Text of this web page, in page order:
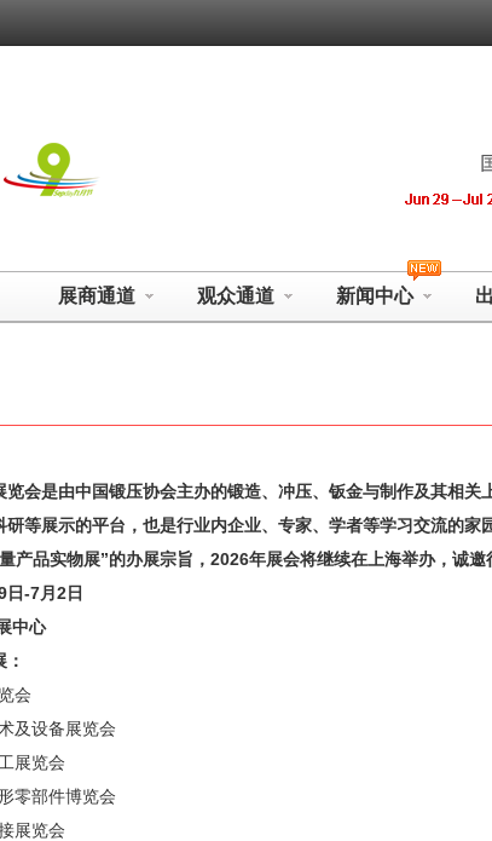
展商通道 观众通道 新闻中心
览会是由中国锻压协会主办的锻造、冲压、钣金与制作及其相
等展示的平台，也是行业内企业、专家、学者等学习交流的家园
产品实物展”的办展宗旨，2026年展会将继续在上海举办，诚邀
日-7月2日
中心
会
及设备展览会
展览会
零部件博览会
展览会